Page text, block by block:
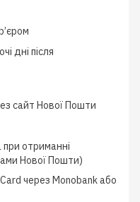
дні після
сайт Нової Пошти
при отриманні
Нової Пошти)
через Monobank або